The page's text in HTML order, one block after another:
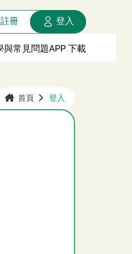
註冊 登入
與常見問題APP 下載
首頁 登入